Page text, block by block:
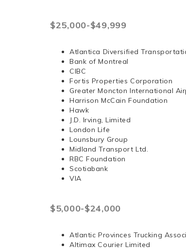
$25,000-$49,999
Atlantica Diversified
Bank of Montreal
CIBC
Fortis Properties Corporation
Greater Moncton International
Harrison McCain Foundation
Hawk
J.D. Irving, Limited
London Life
Lounsbury Group
Midland Transport Ltd.
RBC Foundation
Scotiabank
VIA
$5,000-$24,000
Atlantic Provinces Trucking
Altimax Courier Limited